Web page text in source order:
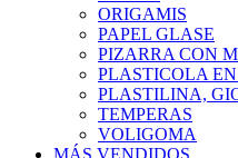
ORIGAMIS
PAPEL GLASE
PIZARRA CON
PLASTICOLA
PLASTILINA,
TEMPERAS
VOLIGOMA